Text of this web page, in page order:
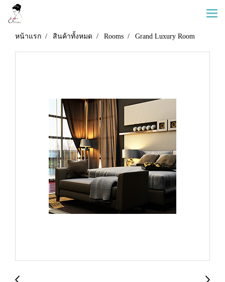
หน้าแรก สินค้าทั้งหมด Rooms Grand Luxury Room